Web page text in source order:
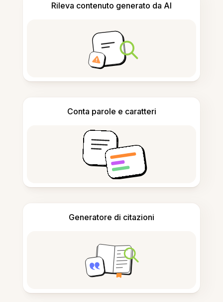
Rileva contenuto generato da AI
Conta parole e caratteri
Generatore di citazioni